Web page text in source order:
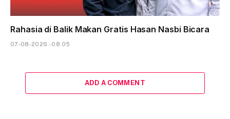
Rahasia di Balik Makan Gratis Hasan Nasbi Bicara
07-08-2026 - 08.05
ADD A COMMENT